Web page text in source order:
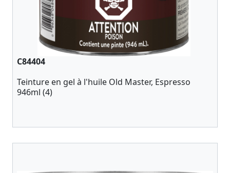
C84404
Teinture en gel à l'huile Old Master, Espresso
946ml (4)